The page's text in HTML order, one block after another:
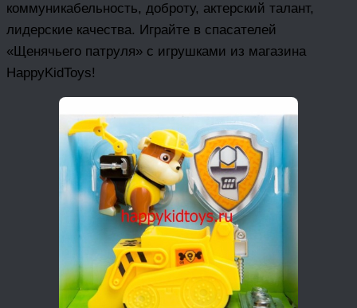
коммуникабельность, доброту, актерский талант,
лидерские качества. Играйте в спасателей
«Щенячьего патруля» с игрушками из магазина
HappyKidToys!